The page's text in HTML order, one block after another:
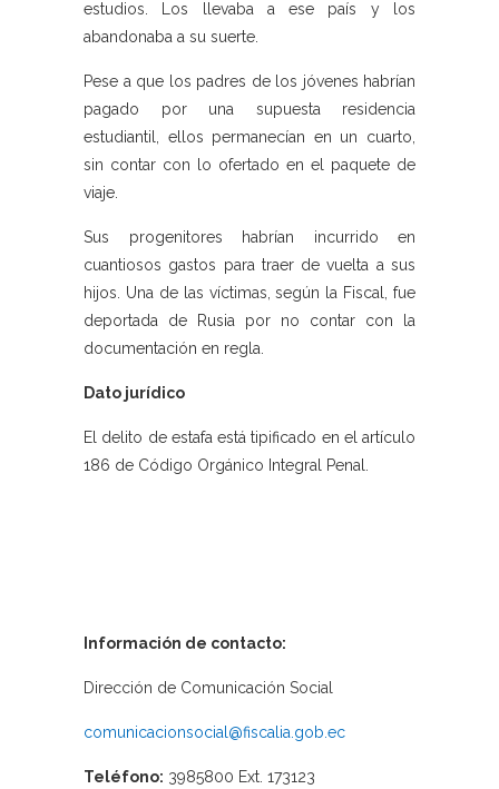
estudios. Los llevaba a ese país y los
abandonaba a su suerte.
Pese a que los padres de los jóvenes habrían
pagado por una supuesta residencia
estudiantil, ellos permanecían en un cuarto,
sin contar con lo ofertado en el paquete de
viaje.
Sus progenitores habrían incurrido en
cuantiosos gastos para traer de vuelta a sus
hijos. Una de las víctimas, según la Fiscal, fue
deportada de Rusia por no contar con la
documentación en regla.
Dato jurídico
El delito de estafa está tipificado en el artículo
186 de Código Orgánico Integral Penal.
Información de contacto:
Dirección de Comunicación Social
comunicacionsocial@fiscalia.gob.ec
Teléfono: 3985800 Ext. 173123